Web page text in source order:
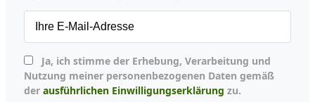
Nutzung meiner personenbezogenen Daten gemäß
der ausführlichen Einwilligungserklärung zu.